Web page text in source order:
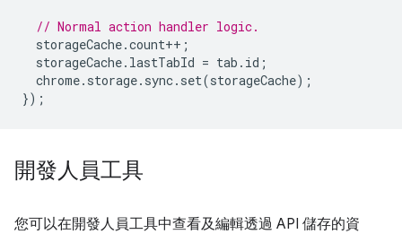
// Normal action handler logic.
storageCache.count++ ;
storageCache. lastTabId = tab . id ;
chrome. storage. sync. set(storageCache);
});
開發人員工具
您可以在開發人員工具中查看及編輯透過 API 儲存的資